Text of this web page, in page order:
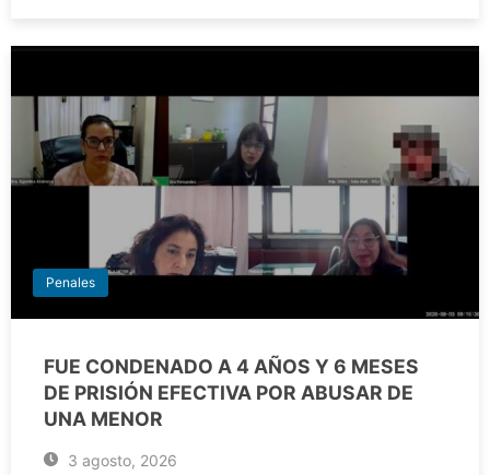
Penales
FUE CONDENADO A 4 AÑOS Y 6 MESES
DE PRISIÓN EFECTIVA POR ABUSAR DE
UNA MENOR
3 agosto, 2026